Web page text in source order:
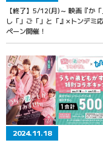
【終了】5/12(月)～ 映画『か「
し「」ご「」と「』×トンデミ
ペーン開催！
2024.11.18